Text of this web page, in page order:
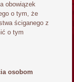
obowiązek
o tym, że
ściganego z
o tym
osobom